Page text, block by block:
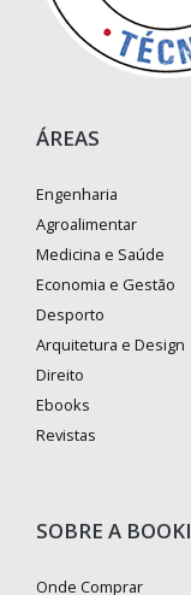
ÁREAS
Engenharia
Agroalimentar
Medicina e Saúde
Economia e Gestão
Desporto
Arquitetura e Design
Direito
Ebooks
Revistas
SOBRE A BOOKI
Onde Comprar